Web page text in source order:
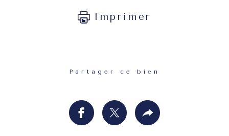
Imprimer
Partager ce bien